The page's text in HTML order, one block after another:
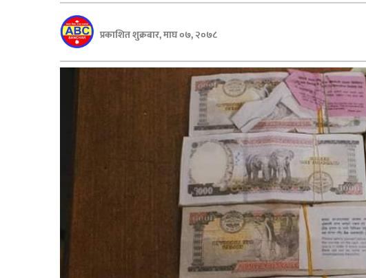
प्रकाशित शुक्रबार, माघ ०७, २०७८